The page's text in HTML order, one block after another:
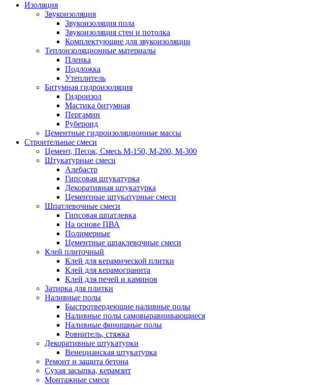
Изоляция
Звукоизоляция
Звукоизоляция пола
Звукоизоляция стен и потолка
Комплектующие для звукоизоляции
Теплоизоляционные материалы
Пленка
Подложка
Утеплитель
Битумная гидроизоляция
Гидроизол
Мастика битумная
Пергамин
Рубероид
Цементные гидроизоляционные массы
Строительные смеси
Цемент, Песок, Смесь М-150, М-200, М-300
Штукатурные смеси
Алебастр
Гипсовая штукатурка
Декоративная штукатурка
Цементные штукатурные смеси
Шпатлевочные смеси
Гипсовая шпатлевка
На основе ПВА
Полимерные
Цементные шпаклевочные смеси
Клей плиточный
Клей для керамической плитки
Клей для керамогранита
Клей для печей и каминов
Затирка для плитки
Наливные полы
Быстротвердеющие наливные полы
Наливные полы самовыравнивающиеся
Наливные финишные полы
Ровнитель, стяжка
Декоративные штукатурки
Венецианская штукатурка
Ремонт и защита бетона
Сухая засыпка, керамзит
Монтажные смеси